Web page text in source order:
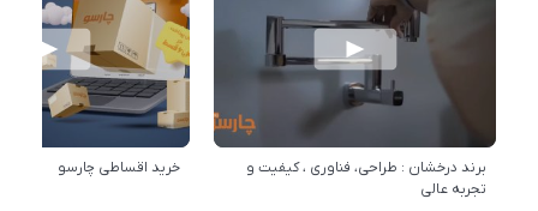
برند درخشان : طراحی، فناوری ، کیفیت و
تجربه عالی
خرید اقساطی چارسو